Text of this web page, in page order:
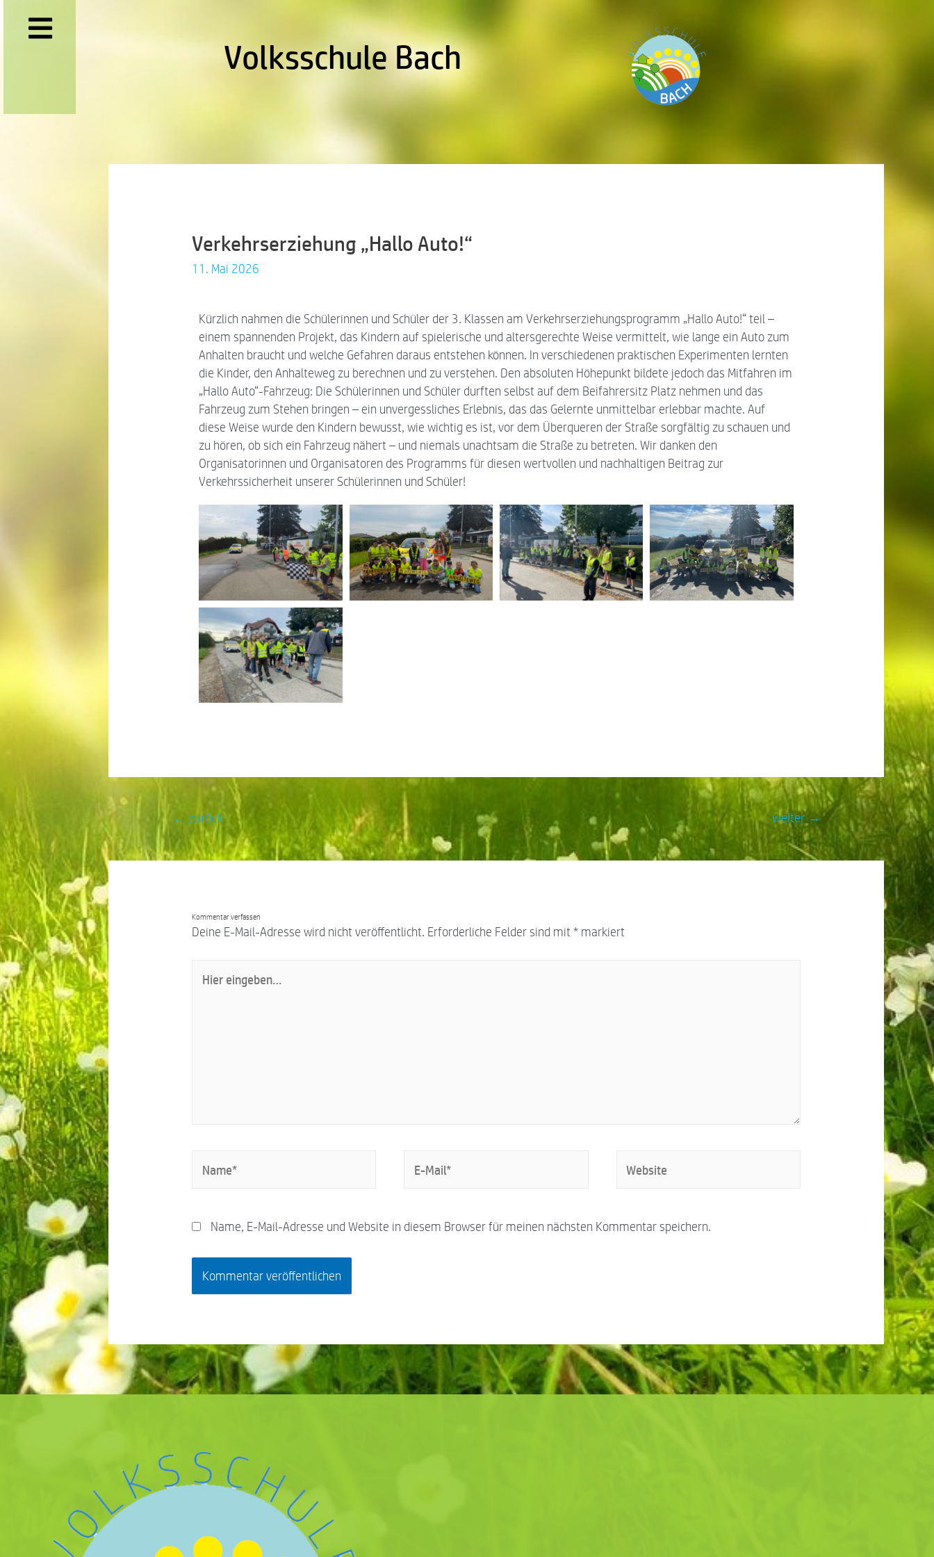
Volksschule Bach
Verkehrserziehung „Hallo Auto!“
11. Mai 2026
Kürzlich nahmen die Schülerinnen und Schüler der 3. Klassen am Verkehrserziehungsprogramm „Hallo Auto!“ teil –
einem spannenden Projekt, das Kindern auf spielerische und altersgerechte Weise vermittelt, wie lange ein Auto zum
Anhalten braucht und welche Gefahren daraus entstehen können. In verschiedenen praktischen Experimenten lernten
die Kinder, den Anhalteweg zu berechnen und zu verstehen. Den absoluten Höhepunkt bildete jedoch das Mitfahren im
„Hallo Auto“-Fahrzeug: Die Schülerinnen und Schüler durften selbst auf dem Beifahrersitz Platz nehmen und das
Fahrzeug zum Stehen bringen – ein unvergessliches Erlebnis, das das Gelernte unmittelbar erlebbar machte. Auf
diese Weise wurde den Kindern bewusst, wie wichtig es ist, vor dem Überqueren der Straße sorgfältig zu schauen und
zu hören, ob sich ein Fahrzeug nähert – und niemals unachtsam die Straße zu betreten. Wir danken den
Organisatorinnen und Organisatoren des Programms für diesen wertvollen und nachhaltigen Beitrag zur
Verkehrssicherheit unserer Schülerinnen und Schüler!
← zurück weiter →
Kommentar verfassen
Deine E-Mail-Adresse wird nicht veröffentlicht. Erforderliche Felder sind mit* markiert
Name, E-Mail-Adresse und Website in diesem Browser für meinen nächsten Kommentar speichern.